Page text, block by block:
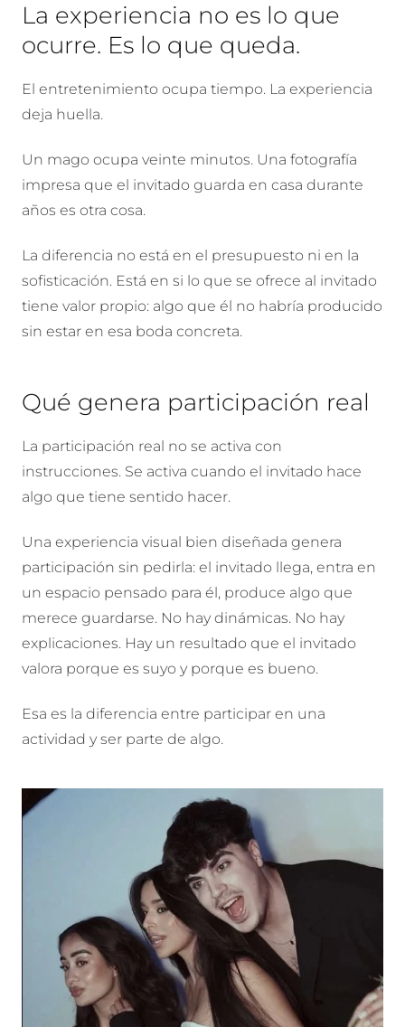
La experiencia no es lo que
ocurre. Es lo que queda.
El entretenimiento ocupa tiempo. La experiencia
deja huella.
Un mago ocupa veinte minutos. Una fotografía
impresa que el invitado guarda en casa durante
años es otra cosa.
La diferencia no está en el presupuesto ni en la
sofisticación. Está en si lo que se ofrece al invitado
tiene valor propio: algo que él no habría producido
sin estar en esa boda concreta.
Qué genera participación real
La participación real no se activa con
instrucciones. Se activa cuando el invitado hace
algo que tiene sentido hacer.
Una experiencia visual bien diseñada genera
participación sin pedirla: el invitado llega, entra en
un espacio pensado para él, produce algo que
merece guardarse. No hay dinámicas. No hay
explicaciones. Hay un resultado que el invitado
valora porque es suyo y porque es bueno.
Esa es la diferencia entre participar en una
actividad y ser parte de algo.